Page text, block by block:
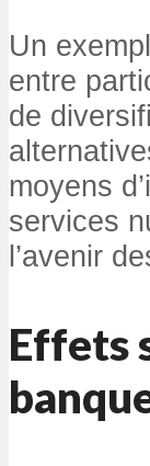
Un
entre
de
moyens
services
l’avenir
Effets